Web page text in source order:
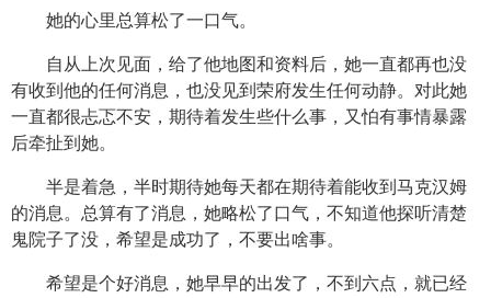
她的心里总算松了一口气。
自从上次见面，给了他地图和资料后，她一直都再也没
有收到他的任何消息，也没见到荣府发生任何动静。对此她
一直都很忐忑不安，期待着发生些什么事，又怕有事情暴露
后牵扯到她。
半是着急，半时期待她每天都在期待着能收到马克汉姆
的消息。总算有了消息，她略松了口气，不知道他探听清楚
鬼院子了没，希望是成功了，不要出啥事。
希望是个好消息，她早早的出发了，不到六点，就已经